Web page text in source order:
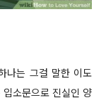
나는 그걸 말한 이도
소문으로 진실인 양